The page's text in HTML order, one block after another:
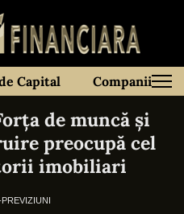
Capital Companii
de muncă şi
preocupă cel
imobiliari